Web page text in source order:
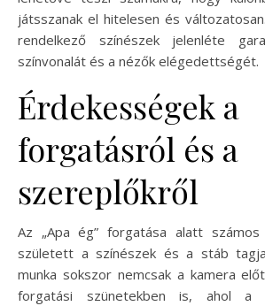
játsszanak el hitelesen és
rendelkező színészek jelenléte
színvonalát és a nézők elégedettségét.
Érdekességek a
forgatásról és a
szereplőkről
Az „Apa ég” forgatása alatt
született a színészek és a stáb
munka sokszor nemcsak a kamera
forgatási szünetekben is, ahol a